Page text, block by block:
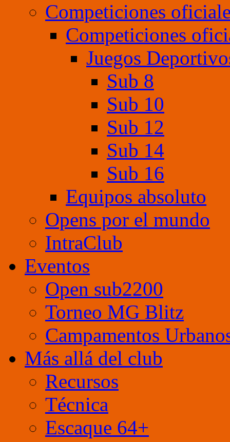
Competiciones
Competiciones
Juegos
Sub 8
Sub 10
Sub 12
Sub 14
Sub 16
Equipos absoluto
Opens por el mundo
IntraClub
Eventos
Open sub2200
Torneo MG Blitz
Campamentos
Más allá del club
Recursos
Técnica
Escaque 64+